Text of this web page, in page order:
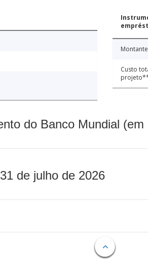
Custo
do Banco Mundial
de julho de 2026